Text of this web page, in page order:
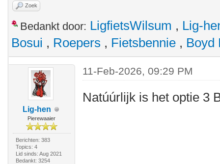
Zoek
Bedankt door: LigfietsWilsum , Lig-
Bosui , Roepers , Fietsbennie , Boyd
Lig-hen
Pierewaaier
Berichten: 383
Topics: 4
Lid sinds: Aug 2021
Bedankt: 3254
11-Feb-2026, 09:29 PM
Natúúrlijk is het optie 3